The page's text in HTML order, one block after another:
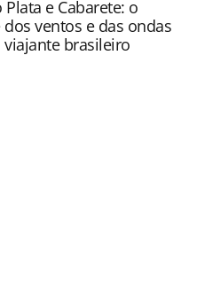
Todo o conteúdo
é protegido pela
autoral. Não reproduza o
Plata e Cabarete: o
dos ventos e das ondas
viajante brasileiro